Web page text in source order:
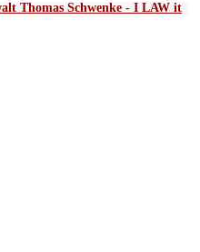
Thomas Schwenke - I LAW it